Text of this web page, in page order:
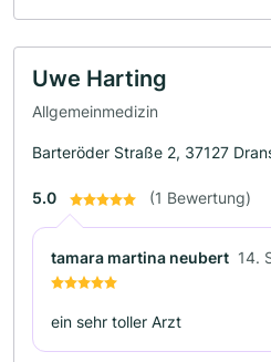
Uwe Harting
Allgemeinmedizin
Barteröder Straße 2, 37127
5.0 (1 Bewertung)
tamara martina neubert 14.
ein sehr toller Arzt